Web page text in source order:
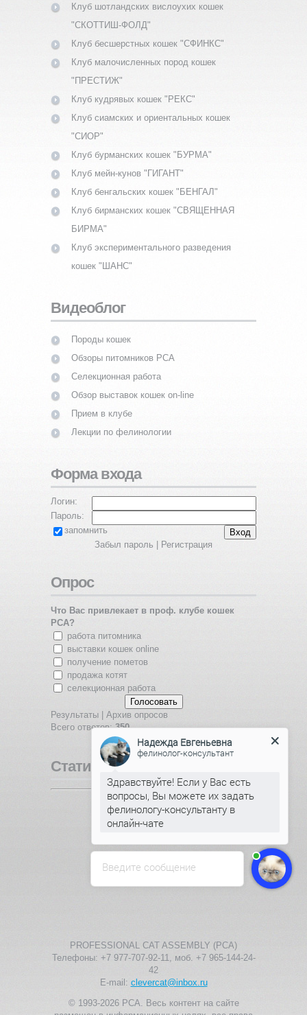
Клуб шотландских вислоухих кошек
"СКОТТИШ-ФОЛД"
Клуб бесшерстных кошек "СФИНКС"
Клуб малочисленных пород кошек
"ПРЕСТИЖ"
Клуб кудрявых кошек "РЕКС"
Клуб сиамских и ориентальных кошек
"СИОР"
Клуб бурманских кошек "БУРМА"
Клуб мейн-кунов "ГИГАНТ"
Клуб бенгальских кошек "БЕНГАЛ"
Клуб бирманских кошек "СВЯЩЕННАЯ
БИРМА"
Клуб экспериментального разведения
кошек "ШАНС"
Видеоблог
Породы кошек
Обзоры питомников PCA
Селекционная работа
Обзор выставок кошек on-line
Прием в клубе
Лекции по фелинологии
Форма входа
Логин:
Пароль:
запомнить
Забыл пароль | Регистрация
Опрос
Что Вас привлекает в проф. клубе кошек
PCA?
работа питомника
выставки кошек online
получение пометов
продажа котят
селекционная работа
Результаты
Архив опросов
Всего ответов:350
Статистика
Онлайн всего:1
Гостей:1
Пользователей:
PROFESSIONAL CAT ASSEMBLY (PCA)
Телефоны: +7 977-707-92-11, моб. +7 965-144-24-
42
E-mail: clevercat@inbox.ru
© 1993-2026 PCA. Весь контент на сайте
Введите сообщение
Надежда Евгеньевна
фелинолог-консультант
Здравствуйте! Если у Вас есть
вопросы, Вы можете их задать
фелинологу-консультанту в
онлайн-чате